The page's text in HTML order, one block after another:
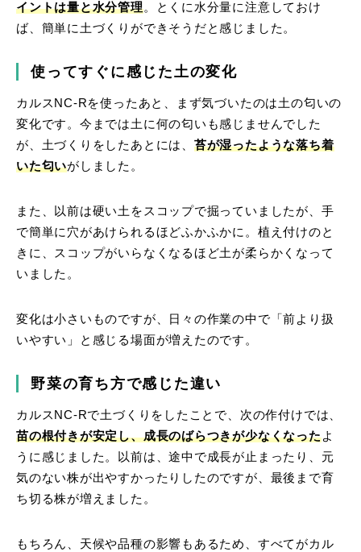
イントは量と水分管理。とくに水分量に注意しておけ
ば、簡単に土づくりができそうだと感じました。
使ってすぐに感じた土の変化
カルスNC-Rを使ったあと、まず気づいたのは土の匂いの
変化です。今までは土に何の匂いも感じませんでした
が、土づくりをしたあとには、 苔が湿ったような落ち着
いた匂いがしました。
また、以前は硬い土をスコップで掘っていましたが、手
で簡単に穴があけられるほどふかふかに。植え付けのと
きに、スコップがいらなくなるほど土が柔らかくなって
いました。
変化は小さいものですが、日々の作業の中で「前より扱
いやすい」と感じる場面が増えたのです。
野菜の育ち方で感じた違い
カルスNC-Rで土づくりをしたことで、次の作付けでは、
苗の根付きが安定し、成長のばらつきが少なくなったよ
うに感じました。以前は、途中で成長が止まったり、元
気のない株が出やすかったりしたのですが、最後まで育
ち切る株が増えました。
もちろん、天候や品種の影響もあるため、すべてがカル